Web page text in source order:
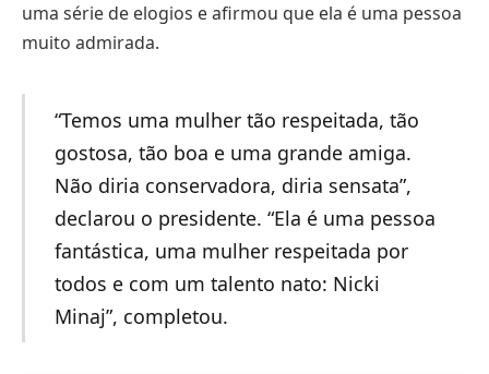
uma série de elogios e afirmou que ela é uma pessoa
muito admirada.
“Temos uma mulher tão respeitada, tão
gostosa, tão boa e uma grande amiga.
Não diria conservadora, diria sensata”,
declarou o presidente. “Ela é uma pessoa
fantástica, uma mulher respeitada por
todos e com um talento nato: Nicki
Minaj”, completou.